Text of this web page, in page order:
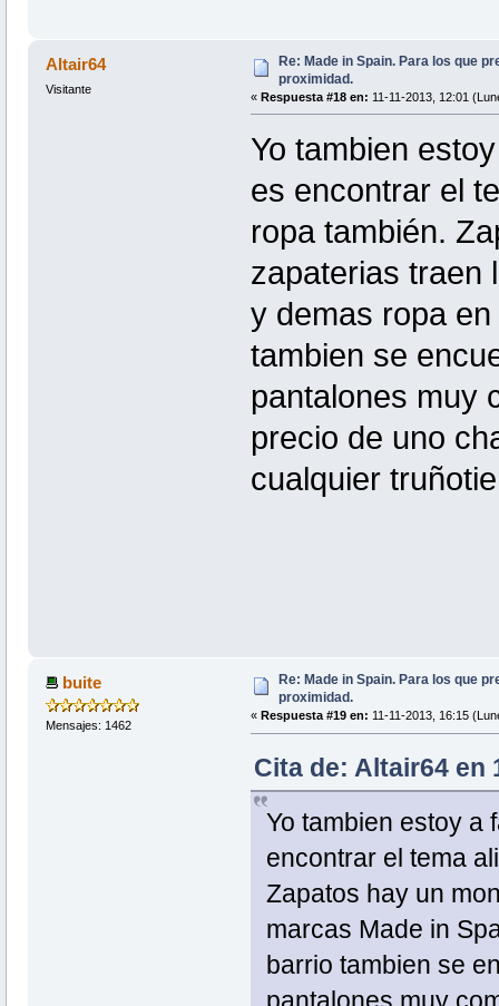
Altair64
Visitante
Re: Made in Spain. Para los que
proximidad.
« Respuesta #18 en: 11-11-2013, 12:01
Yo tambien
es encontrar el
ropa también.
zapaterias traen
y demas ropa
tambien se
pantalones muy
precio de uno
cualquier
buite
Mensajes: 1462
Re: Made in Spain. Para los que
proximidad.
« Respuesta #19 en: 11-11-2013, 16:15
Cita de: Altair64 en
Yo tambien estoy a
encontrar el tema
Zapatos hay un
marcas Made in
barrio tambien se